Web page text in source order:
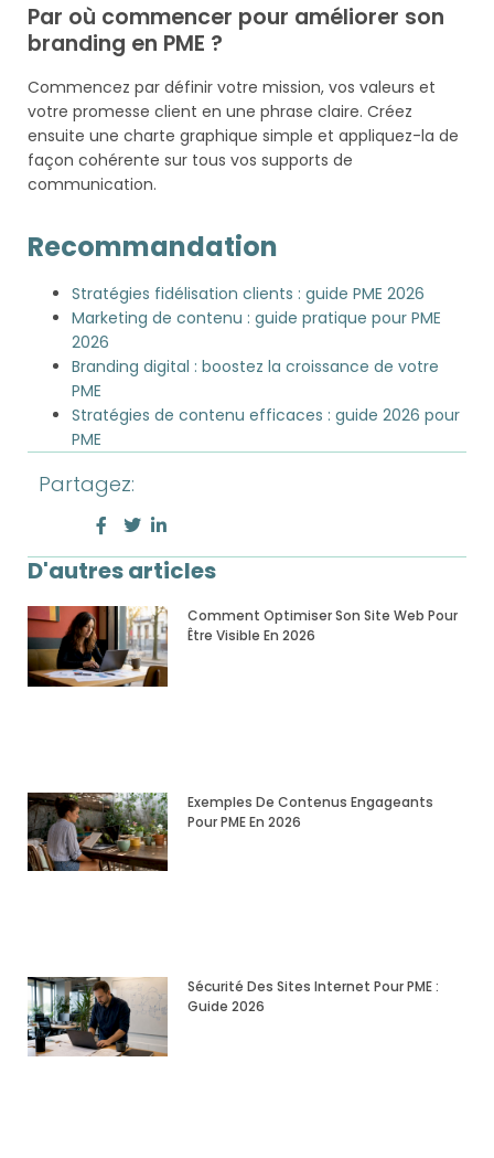
Par où commencer pour améliorer son
branding en PME ?
Commencez par définir votre mission, vos valeurs et
votre promesse client en une phrase claire. Créez
ensuite une charte graphique simple et appliquez-la de
façon cohérente sur tous vos supports de
communication.
Recommandation
Stratégies fidélisation clients : guide PME 2026
Marketing de contenu : guide pratique pour PME
2026
Branding digital : boostez la croissance de votre
PME
Stratégies de contenu efficaces : guide 2026 pour
PME
Partagez:
D'autres articles
Comment Optimiser Son Site Web Pour
Être Visible En 2026
Exemples De Contenus Engageants
Pour PME En 2026
Sécurité Des Sites Internet Pour PME :
Guide 2026